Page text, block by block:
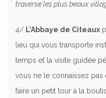
traverse les plus beaux
4/ L’Abbaye de Citeaux
lieu qui vous transporte
temps et la visite guidée
vous ne le connaissez pas
faire un petit tour à la